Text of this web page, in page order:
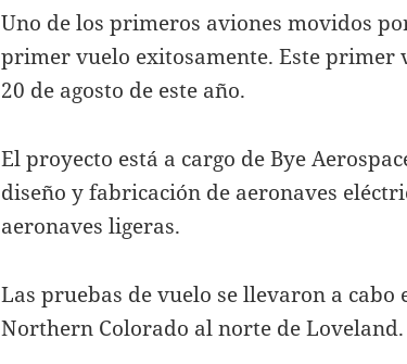
Uno de los primeros aviones movidos
primer vuelo exitosamente. Este primer
20 de agosto de este año.
El proyecto está a cargo de Bye
diseño y fabricación de aeronaves
aeronaves ligeras.
Las pruebas de vuelo se llevaron a cabo
Northern Colorado al norte de Loveland.